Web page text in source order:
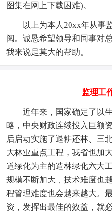
图集在网上下载困难)。
以上为本人20xx年从事监
阅。诚恳希望领导和同事对
我来说是莫大的帮助。
监理工
近年来，国家确定了以生
略，中央财政连续投入巨额
后启动实施了退耕还林、三
大林业重点工程，我省也加
道绿化为主的造林绿化六大
规模不断加大，技术难度也
程管理难度也会越来越大。
资，发挥出最佳的效益，就